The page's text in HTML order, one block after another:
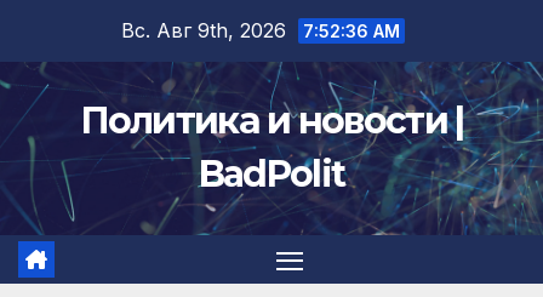
содержимому
Вс. Авг 9th, 2026 7:52:37 AM
Политика и новости |
BadPolit